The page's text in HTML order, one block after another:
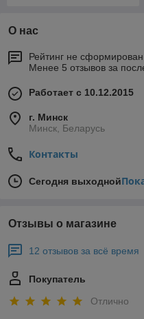
О нас
Рейтинг не сформирован
Менее 5 отзывов за
Работает с 10.12.2015
г. Минск
Минск, Беларусь
Контакты
Сегодня выходной
Отзывы о магазине
12 отзывов за всё время
Покупатель
Отлично